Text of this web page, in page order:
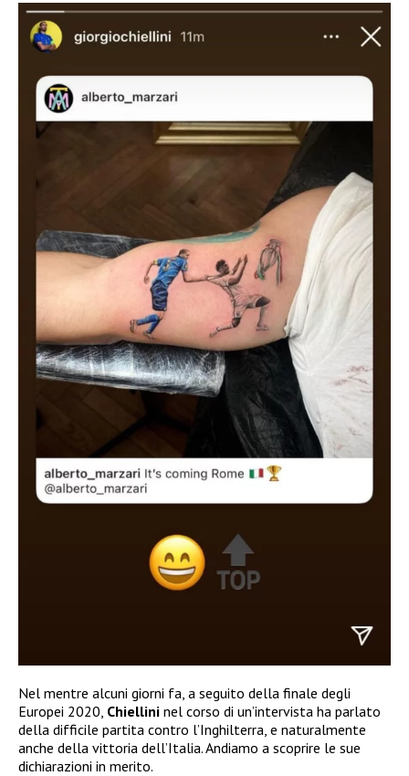
Nel mentre alcuni giorni fa, a seguito della finale degli
Europei 2020, Chiellini nel corso di un’intervista ha parlato
della difficile partita contro l’Inghilterra, e naturalmente
anche della vittoria dell’Italia. Andiamo a scoprire le sue
dichiarazioni in merito.